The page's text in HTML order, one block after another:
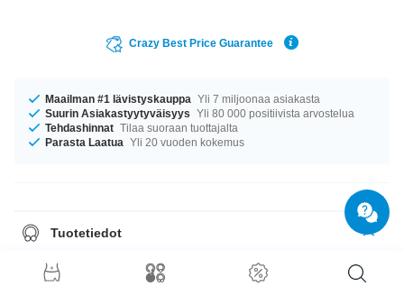
Crazy Best Price Guarantee
Maailman #1 lävistyskauppa Yli 7 miljoonaa asiakasta
Suurin Asiakastyytyväisyys Yli 80 000 positiivista arvostelua
Tehdashinnat Tilaa suoraan tuottajalta
Parasta Laatua Yli 20 vuoden kokemus
Tuotetiedot
mm. raikas tuote – juuri sellainen kuin haluat!